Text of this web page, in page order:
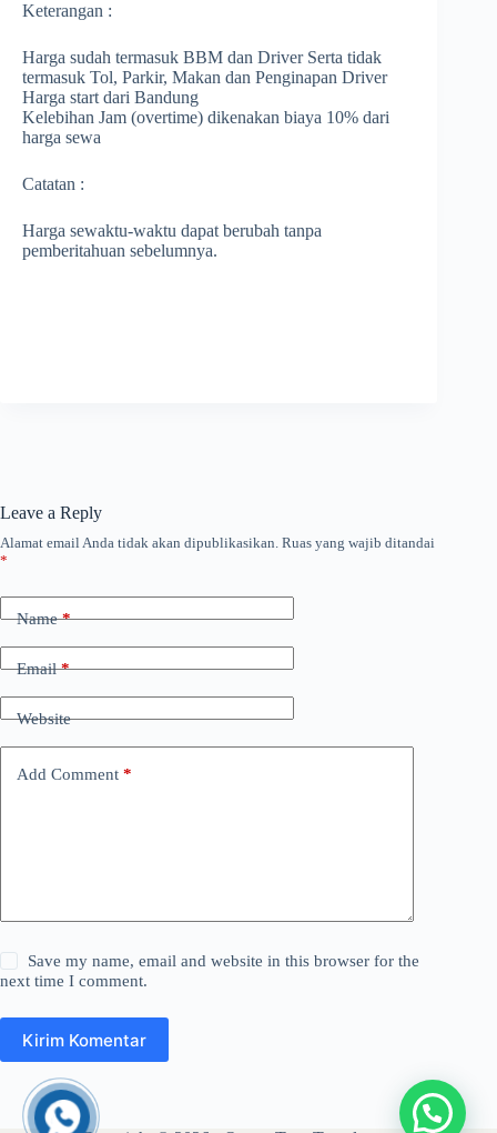
Keterangan :
Harga sudah termasuk BBM dan Driver Serta tidak
termasuk Tol, Parkir, Makan dan Penginapan Driver
Harga start dari Bandung
Kelebihan Jam (overtime) dikenakan biaya 10% dari
harga sewa
Catatan :
Harga sewaktu-waktu dapat berubah tanpa
pemberitahuan sebelumnya.
Leave a Reply
Alamat email Anda tidak akan dipublikasikan. Ruas yang wajib ditandai
*
Name*
Email*
Website
Add Comment *
Save my name, email and website in this browser for the
next time I comment.
Kirim Komentar